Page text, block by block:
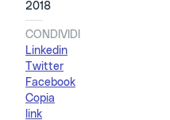
2018
CONDIVIDI
Linkedin
Twitter
Facebook
Copia
link